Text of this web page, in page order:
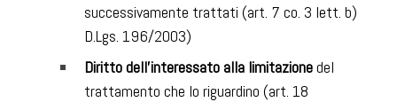
successivamente trattati (art. 7 co. 3 lett. b)
D.Lgs. 196/2003)
Diritto dell’interessato alla limitazionedel
trattamento che lo riguardino (art. 18